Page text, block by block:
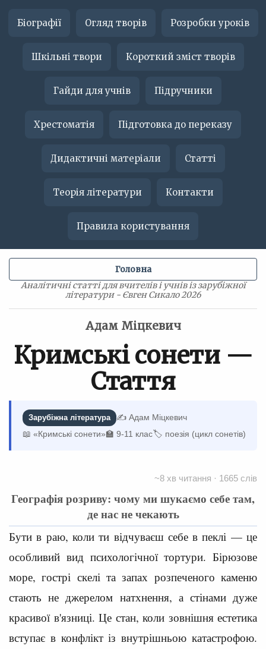
Біографії Огляд творів Розробки уроків
Шкільні твори Короткий зміст творів
Гайди для учнів Підручники
Хрестоматія Підготовка до переказу
Дидактичні матеріали Статті
Теорія літератури Контакти
Правила користування
Аналітичні статті для вчителів і учнів із зарубіжної
літератури - Євген Сикало 2026
Головна
Адам Міцкевич
Кримські сонети —
Стаття
Зарубіжна література
✍️ Адам Міцкевич
📖 «Кримські сонети»🏫 9-11 клас🏷 поезія (цикл сонетів)
~8 хв читання · 1665 слів
Географія розриву: чому ми шукаємо себе там,
де нас не чекають
Бути в раю, коли ти відчуваєш себе в пеклі — це
особливий вид психологічної тортури. Бірюзове
море, гострі скелі та запах розпеченого каменю
стають не джерелом натхнення, а стінами дуже
красивої в'язниці. Це стан, коли зовнішня естетика
вступає в конфлікт із внутрішньою катастрофою.